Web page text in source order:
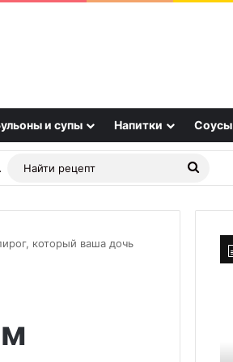
и супы Напитки Соусы
статья
Switch skin
Найти
который ваша дочь